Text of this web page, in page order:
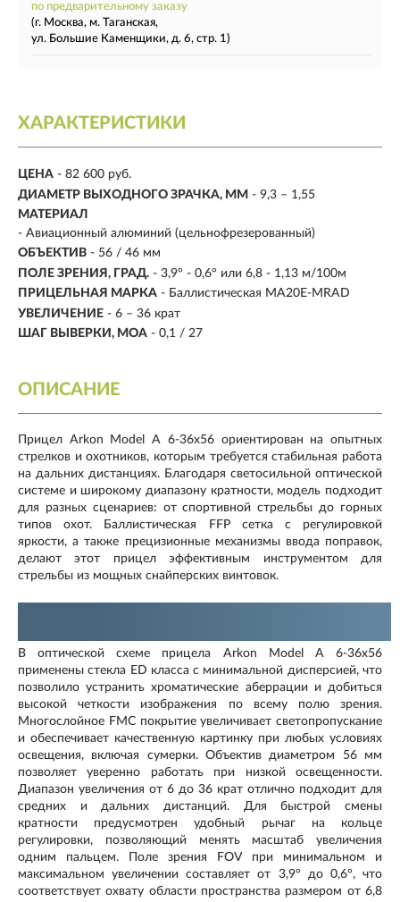
по предварительному заказу
(г. Москва, м. Таганская,
ул. Большие Каменщики, д. 6, стр. 1)
ХАРАКТЕРИСТИКИ
ЦЕНА - 82 600 руб.
ДИАМЕТР ВЫХОДНОГО ЗРАЧКА, ММ - 9,3 – 1,55
МАТЕРИАЛ
- Авиационный алюминий (цельнофрезерованный)
ОБЪЕКТИВ - 56 / 46 мм
ПОЛЕ ЗРЕНИЯ, ГРАД. - 3,9° - 0,6° или 6,8 - 1,13 м/100м
ПРИЦЕЛЬНАЯ МАРКА - Баллистическая MA20E-MRAD
УВЕЛИЧЕНИЕ - 6 – 36 крат
ШАГ ВЫВЕРКИ, МОА - 0,1 / 27
ОПИСАНИЕ
Прицел Arkon Model A 6-36х56 ориентирован на опытных
стрелков и охотников, которым требуется стабильная работа
на дальних дистанциях. Благодаря светосильной оптической
системе и широкому диапазону кратности, модель подходит
для разных сценариев: от спортивной стрельбы до горных
типов охот. Баллистическая FFP сетка с регулировкой
яркости, а также прецизионные механизмы ввода поправок,
делают этот прицел эффективным инструментом для
стрельбы из мощных снайперских винтовок.
В оптической схеме прицела Arkon Model A 6-36х56
примененыстекла ED класса с минимальной дисперсией, что
позволило устранить хроматические аберрации и добиться
высокой четкости изображения по всему полю зрения.
Многослойное FMC покрытие увеличивает светопропускание
и обеспечивает качественную картинку при любых условиях
освещения, включая сумерки. Объектив диаметром 56 мм
позволяет уверенно работать при низкой освещенности.
Диапазон увеличения от 6 до 36 крат отлично подходит для
средних и дальних дистанций. Для быстрой смены
кратности предусмотрен удобный рычаг на кольце
регулировки, позволяющий менять масштаб увеличения
одним пальцем. Поле зрения FOV при минимальном и
максимальном увеличении составляет от 3,9° до 0,6°, что
соответствует охвату области пространства размером от 6,8